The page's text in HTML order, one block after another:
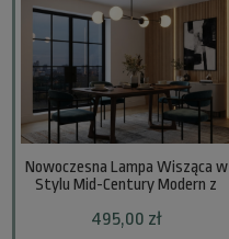
Nowoczesna Lampa Wisząca w
Stylu Mid-Century Modern z
Czarna Kula
495,00 zł